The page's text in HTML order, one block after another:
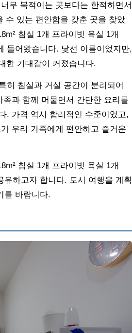
무 북적이는 곳보다는 한적하면서
수 있는 편안함을 갖춘 곳을 찾았
침실 1개 프라이빗 욕실 1개
들어왔습니다. 낯선 이름이었지만,
한 기대감이 커졌습니다.
히 침실과 거실 공간이 분리되어
과 함께 머물면서 간단한 요리를
. 가격 역시 합리적인 수준이었고,
우리 가족에게 편안하고 즐거운
침실 1개 프라이빗 욕실 1개
유하고자 합니다. 도시 여행을 계획
를 바랍니다.